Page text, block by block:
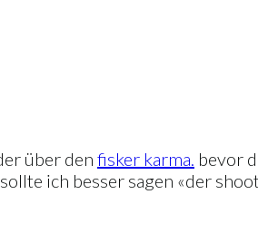
über den fisker karma. bevor
ich besser sagen «der